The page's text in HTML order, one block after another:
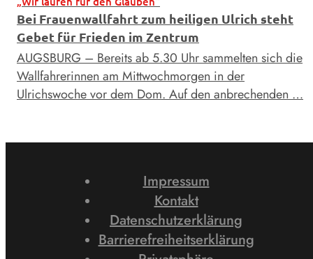
Bei Frauenwallfahrt zum heiligen Ulrich steht
Gebet für Frieden im Zentrum
AUGSBURG – Bereits ab 5.30 Uhr sammelten sich die
Wallfahrerinnen am Mittwochmorgen in der
Ulrichswoche vor dem Dom. Auf den anbrechenden …
Impressum
Kontakt
Datenschutzerklärung
Barrierefreiheitserklärung